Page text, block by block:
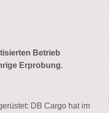
Betrieb
Erprobung.
DB Cargo hat im